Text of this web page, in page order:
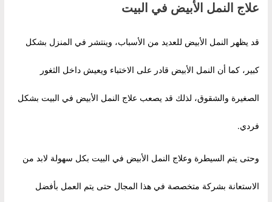
علاج النمل الأبيض في البيت
قد يظهر النمل الأبيض للعديد من الأسباب، وينتشر في المنزل بشكل
كبير، كما أن النمل الأبيض قادر على الاختباء ويعيش داخل الثغور
الصغيرة والشقوق، لذلك قد يصعب علاج النمل الأبيض في البيت بشكل
فردي.
وحتى يتم السيطرة وعلاج النمل الأبيض في البيت بكل سهولة لابد من
الاستعانة بشركة متخصصة في هذا المجال حتى يتم العمل بأفضل